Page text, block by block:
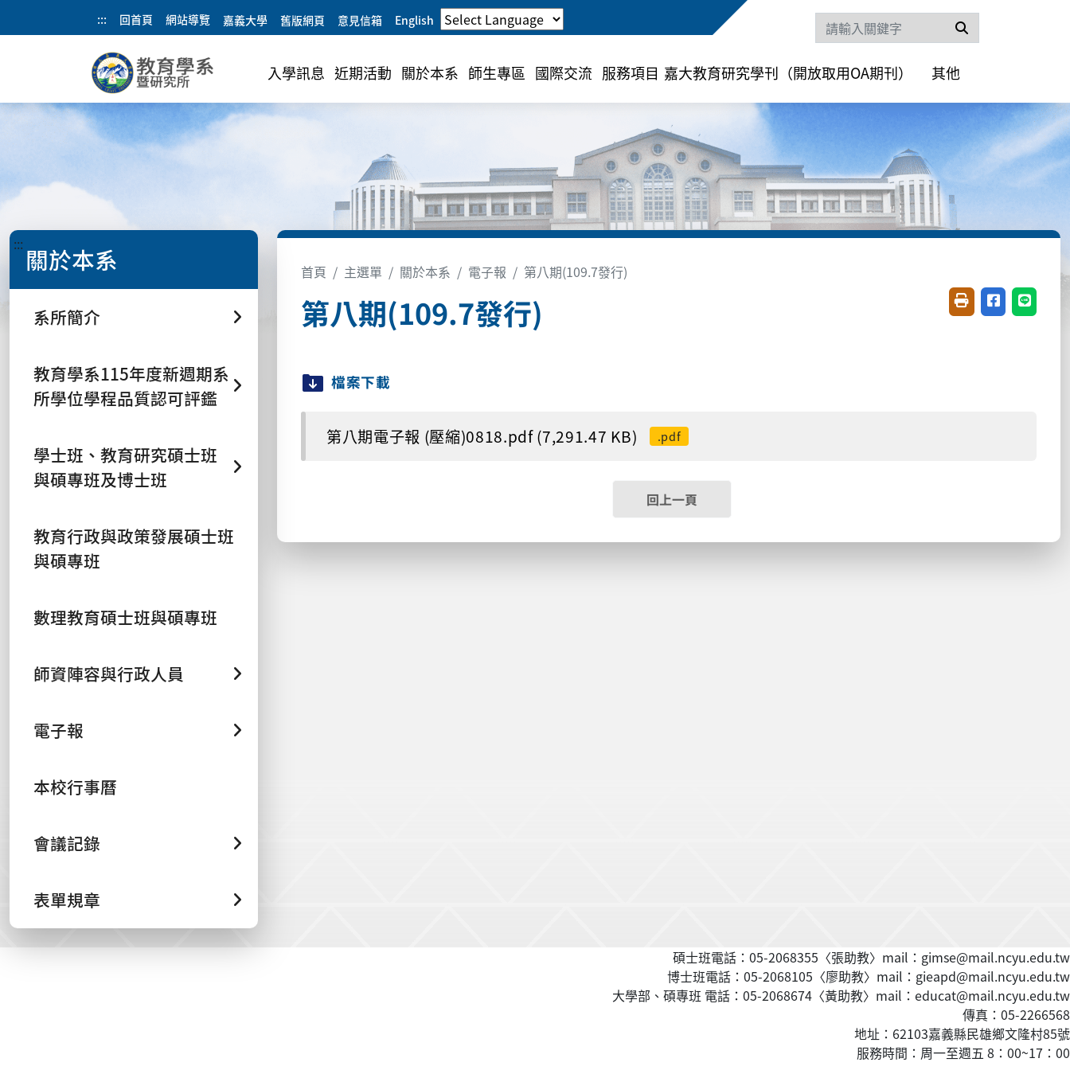
::: 回首頁 網站導覽 嘉義大學 舊版網頁 意見信箱 English
入學訊息 近期活動 關於本系 師生專區 國際交流 服務項目 嘉大教育研究學刊（開放取用OA期刊） 其他
::: 關於本系
系所簡介
教育學系115年度新週期系
所學位學程品質認可評鑑
學士班、教育研究碩士班
與碩專班及博士班
教育行政與政策發展碩士班
與碩專班
數理教育碩士班與碩專班
師資陣容與行政人員
電子報
本校行事曆
會議記錄
表單規章
首頁 主選單 關於本系 電子報 第八期(109.7發行)
第八期(109.7發行) 友善列印(開新視窗)
分享至臉書(
分享至
檔案下載
第八期電子報 (壓縮)0818.pdf (7,291.47 KB) .pdf
回上一頁
碩士班電話：05-2068355〈張助教〉mail：gimse@mail.ncyu.edu.tw
博士班電話：05-2068105〈廖助教〉mail：gieapd@mail.ncyu.edu.tw
大學部、碩專班 電話：05-2068674〈黃助教〉mail：educat@mail.ncyu.edu.tw
傳真：05-2266568
地址：62103嘉義縣民雄鄉文隆村85號
服務時間：周一至週五 8：00~17：00